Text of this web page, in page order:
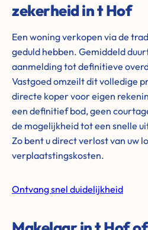
zekerheid in t Hof
Een woning verkopen via de
geduld hebben. Gemiddeld
aanmelding tot definitieve
Vastgoed omzeilt dit volledige
directe koper voor eigen
een definitief bod, geen
de mogelijkheid tot een snelle
Zo bent u direct verlost van uw
verplaatstingskosten.
Ontvang snel duidelijkheid